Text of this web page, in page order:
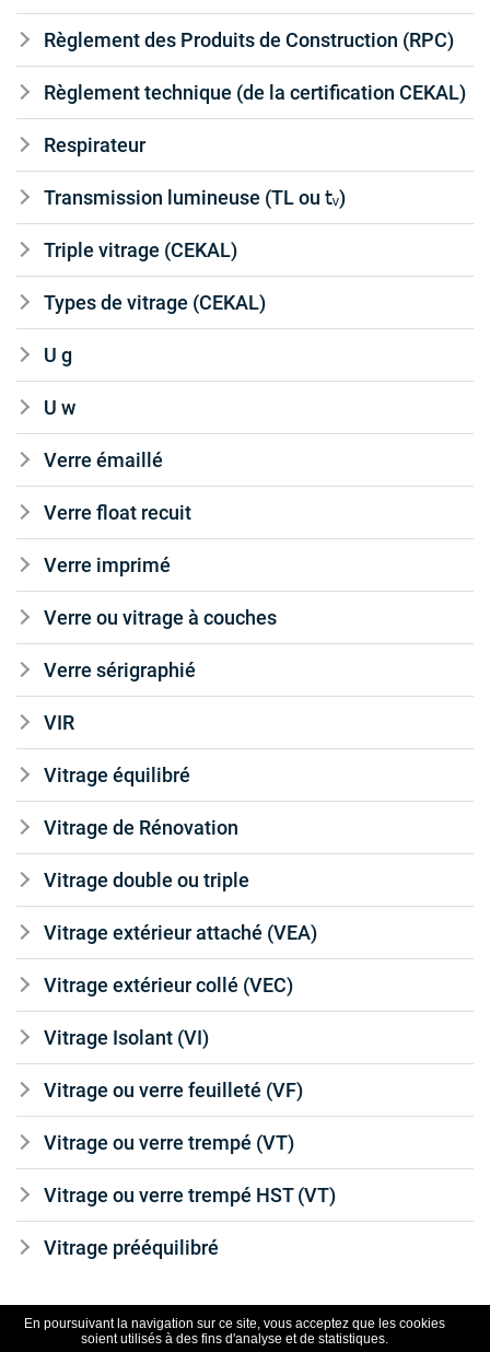
En poursuivant la navigation sur ce site, vous acceptez que les cookies
soient utilisés à des fins d'analyse et de statistiques.
Règlement des Produits de Construction (RPC)
Règlement technique (de la certification CEKAL)
Respirateur
Transmission lumineuse (TL ou 𝗍ᵥ)
Triple vitrage (CEKAL)
Types de vitrage (CEKAL)
U g
U w
Verre émaillé
Verre float recuit
Verre imprimé
Verre ou vitrage à couches
Verre sérigraphié
VIR
Vitrage équilibré
Vitrage de Rénovation
Vitrage double ou triple
Vitrage extérieur attaché (VEA)
Vitrage extérieur collé (VEC)
Vitrage Isolant (VI)
Vitrage ou verre feuilleté (VF)
Vitrage ou verre trempé (VT)
Vitrage ou verre trempé HST (VT)
Vitrage prééquilibré